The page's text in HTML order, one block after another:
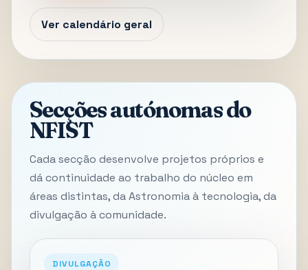
Ver calendário geral
Secções autónomas do
NFIST
Cada secção desenvolve projetos próprios e
dá continuidade ao trabalho do núcleo em
áreas distintas, da Astronomia à tecnologia, da
divulgação à comunidade.
DIVULGAÇÃO